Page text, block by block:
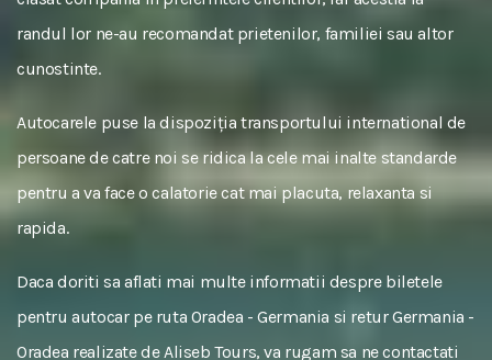
randul lor ne-au recomandat prietenilor, familiei sau altor
cunostinte.
Autocarele puse la dispoziția transportului international de
persoane de catre noi se ridica la cele mai inalte standarde
pentru a va face o calatorie cat mai placuta, relaxanta si
rapida.
Daca doriti sa aflati mai multe informatii despre biletele
pentru autocar pe ruta Oradea - Germania si retur Germania -
Oradea realizate de Aliseb Tours, va rugam sa ne contactati